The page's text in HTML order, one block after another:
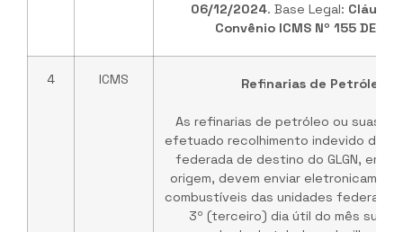
06/12/2024. Base Legal:
Convênio ICMS Nº 155 DE
4 ICMS Refinarias de Petróleo /
As refinarias de petróleo ou suas
efetuado recolhimento indevido do
federada de destino do GLGN, em
origem, devem enviar
combustíveis das unidades
3º (terceiro) dia útil do mês